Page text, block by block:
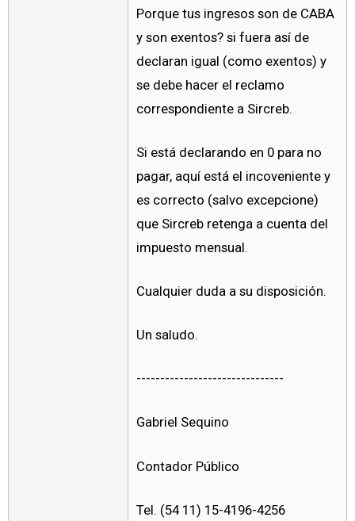
Porque tus ingresos son de CABA
y son exentos? si fuera así de
declaran igual (como exentos) y
se debe hacer el reclamo
correspondiente a Sircreb.
Si está declarando en 0 para no
pagar, aquí está el incoveniente y
es correcto (salvo excepcione)
que Sircreb retenga a cuenta del
impuesto mensual.
Cualquier duda a su disposición.
Un saludo.
-------------------------------
Gabriel Sequino
Contador Público
Tel. (54 11) 15-4196-4256